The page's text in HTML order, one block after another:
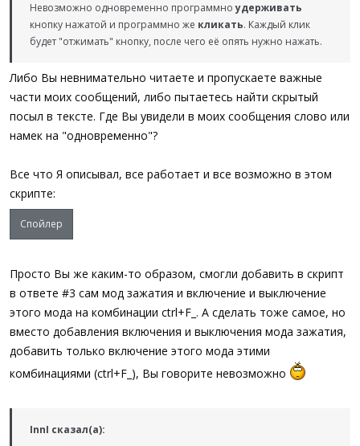
Невозможно одновременно программноудерживать
кнопку нажатой и программно же кликать. Каждый клик
будет "отжимать" кнопку, после чего её опять нужно нажать.
Либо Вы невнимательно читаете и пропускаете важные
части моих сообщений, либо пытаетесь найти скрытый
посыл в тексте. Где Вы увидели в моих сообщения слово или
намек на "одновременно"?
Все что Я описывал, все работает и все возможно в этом
скрипте:
Спойлер
Просто Вы же каким-то образом, смогли добавить в скрипт
в ответе #3 сам мод зажатия и включение и выключение
этого мода на комбинации ctrl+F_. А сделать тоже самое, но
вместо добавления включения и выключения мода зажатия,
добавить только включение этого мода этими
комбинациями (ctrl+F_), Вы говорите невозможно
InnI сказал(а):